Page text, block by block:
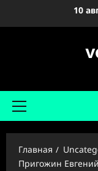
10
Основное
Главная
Пригожин